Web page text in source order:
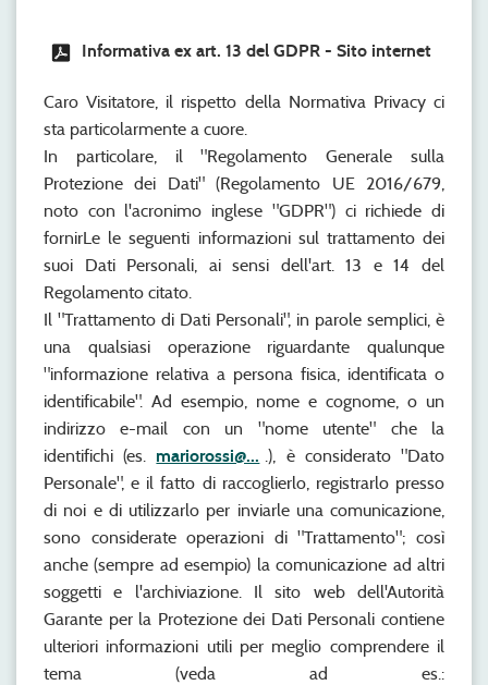
Informativa ex art. 13 del GDPR - Sito internet
Caro Visitatore, il rispetto della Normativa Privacy ci
sta particolarmente a cuore.
In particolare, il "Regolamento Generale sulla
Protezione dei Dati" (Regolamento UE 2016/679,
noto con l'acronimo inglese "GDPR") ci richiede di
fornirLe le seguenti informazioni sul trattamento dei
suoi Dati Personali, ai sensi dell'art. 13 e 14 del
Regolamento citato.
Il "Trattamento di Dati Personali", in parole semplici, è
una qualsiasi operazione riguardante qualunque
"informazione relativa a persona fisica, identificata o
identificabile". Ad esempio, nome e cognome, o un
indirizzo e-mail con un "nome utente" che la
identifichi (es. mariorossi@... .), è considerato "Dato
Personale", e il fatto di raccoglierlo, registrarlo presso
di noi e di utilizzarlo per inviarle una comunicazione,
sono considerate operazioni di "Trattamento"; così
anche (sempre ad esempio) la comunicazione ad altri
soggetti e l'archiviazione. Il sito web dell'Autorità
Garante per la Protezione dei Dati Personali contiene
ulteriori informazioni utili per meglio comprendere il
tema (veda ad es.: